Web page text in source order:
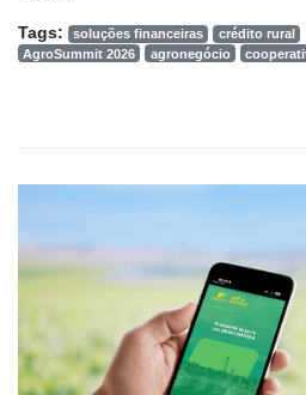
Tags: soluções financeiras
crédito rural
AgroSummit 2026
agronegócio